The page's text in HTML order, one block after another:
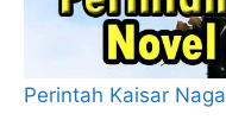
Perintah Kaisar